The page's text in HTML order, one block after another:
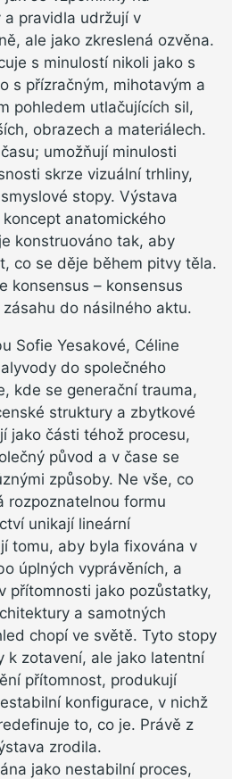
pravidla udržují v
ale jako zkreslená ozvěna.
s minulostí nikoli jako s
s přízračným, mihotavým a
pohledem utlačujících sil,
obrazech a materiálech.
umožňují minulosti
skrze vizuální trhliny,
stopy. Výstava
anatomického
konstruováno tak, aby
co se děje během pitvy těla.
konsensus – konsensus
do násilného aktu.
Sofie Yesakové, Céline
do společného
kde se generační trauma,
struktury a zbytkové
jako části téhož procesu,
původ a v čase se
způsoby. Ne vše, co
rozpoznatelnou formu
unikají lineární
tomu, aby byla fixována v
úplných vyprávěních, a
přítomnosti jako pozůstatky,
a samotných
chopí ve světě. Tyto stopy
k zotavení, ale jako latentní
přítomnost, produkují
konfigurace, v nichž
to, co je. Právě z
zrodila.
jako nestabilní proces,